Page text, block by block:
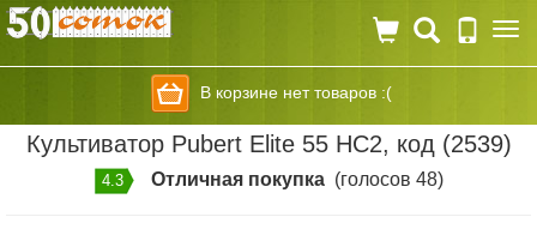
В корзине нет товаров :(
Культиватор Pubert Elite 55 HC2, код (2539)
4.3 Отличная покупка(голосов 48)